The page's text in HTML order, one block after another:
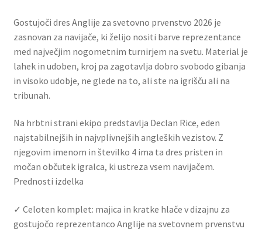
Gostujoči dres Anglije za svetovno prvenstvo 2026 je
zasnovan za navijače, ki želijo nositi barve reprezentance
med največjim nogometnim turnirjem na svetu. Material je
lahek in udoben, kroj pa zagotavlja dobro svobodo gibanja
in visoko udobje, ne glede na to, ali ste na igrišču ali na
tribunah.
Na hrbtni strani ekipo predstavlja Declan Rice, eden
najstabilnejših in najvplivnejših angleških vezistov. Z
njegovim imenom in številko 4 ima ta dres pristen in
močan občutek igralca, ki ustreza vsem navijačem.
Prednosti izdelka
✓ Celoten komplet: majica in kratke hlače v dizajnu za
gostujočo reprezentanco Anglije na svetovnem prvenstvu